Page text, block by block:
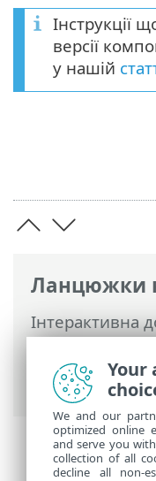
Ланцюжки
Інтерактивна
PROTECT On-
PROTECT On-
PROTECT On-
Інструкції
версії
у нашій
Your
We and our
optimized online
and serve you
collection of all
decline all non-